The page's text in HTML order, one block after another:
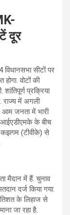
दूर
सीटों पर
होगा. वोटों की
प्रक्रिया
राज्य में अगली
जनता में भारी
के बीच
कझगम (टीवीके) से
मैदान में हैं. चुनाव
दर्ज किया गया.
के लिहाज से
जा रहा है.